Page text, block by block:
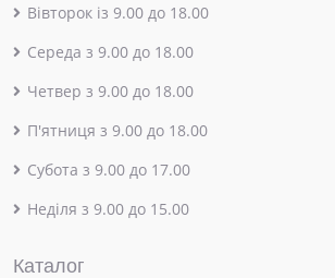
Вівторок із 9.00 до 18.00
Середа з 9.00 до 18.00
Четвер з 9.00 до 18.00
П'ятниця з 9.00 до 18.00
Субота з 9.00 до 17.00
Неділя з 9.00 до 15.00
Каталог